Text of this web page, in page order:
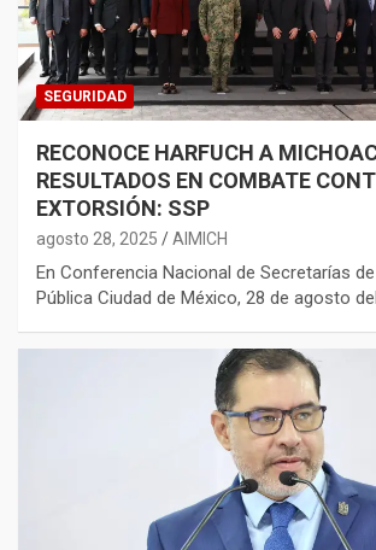
SEGURIDAD
RECONOCE HARFUCH A
RESULTADOS EN COMBATE
EXTORSIÓN: SSP
agosto 28, 2025 AIMICH
En Conferencia Nacional de Secretarías
Pública Ciudad de México, 28 de agosto del